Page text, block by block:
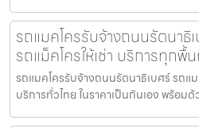
รถแมคโครรับจ้างถนนรัตนาธิ
รถแม็คโครให้เช่า บริการทุกพื้
รถแมคโครรับจ้างถนนรัตนาธิเบศร์ รถแม
บริการทั่วไทย ในราคาเป็นกันเอง พร้อม